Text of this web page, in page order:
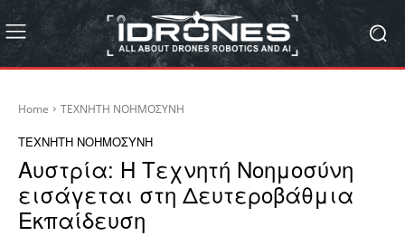
Home ΤΕΧΝΗΤΗ ΝΟΗΜΟΣΥΝΗ
ΤΕΧΝΗΤΗ ΝΟΗΜΟΣΥΝΗ
Αυστρία: Η Τεχνητή Νοημοσύνη
εισάγεται στη Δευτεροβάθμια
Εκπαίδευση